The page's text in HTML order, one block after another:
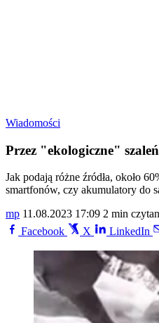
Wiadomości
Przez "ekologiczne"
Jak podają różne źródła, około
smartfonów, czy akumulatory do
mp 11.08.2023 17:09 2 min
Facebook
X LinkedIn